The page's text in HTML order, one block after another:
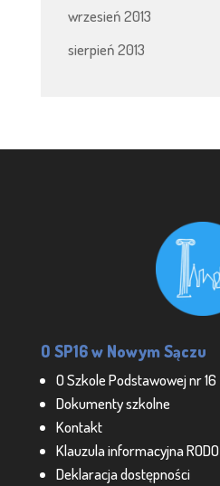
wrzesień 2013
sierpień 2013
O SP16 w Nowym Sączu
O Szkole Podstawowej nr 16
Dokumenty szkolne
Kontakt
Klauzula informacyjna RODO
Deklaracja dostępności